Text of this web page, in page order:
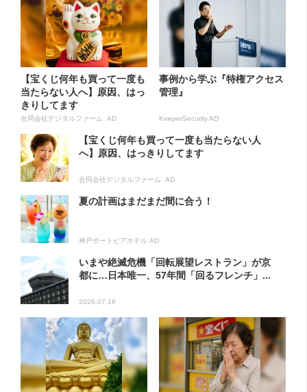
【宝くじ何年も買って一度も
当たらない人へ】原因、はっ
きりしてます
合同会社デジタルファーム AD
事例から学ぶ『特権アクセス
管理』
KeeperSecurity AD
【宝くじ何年も買って一度も当たらない人
へ】原因、はっきりしてます
合同会社デジタルファーム AD
夏の計画はまだまだ間に合う！
神戸ポートピアホテル AD
いまや絶滅危機「回転展望レストラン」が京
都に…日本唯一、57年間「回るフレンチ」...
2026.07.16